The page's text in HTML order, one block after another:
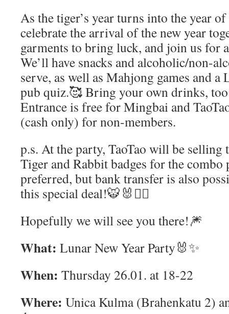
As the tiger’s year turns into the year
celebrate the arrival of the new year
garments to bring luck, and join us for
We’ll have snacks and alcoholic/non-
serve, as well as Mahjong games and a
pub quiz.🥰 Bring your own drinks,
Entrance is free for Mingbai and
(cash only) for non-members.
p.s. At the party, TaoTao will be
Tiger and Rabbit badges for the
preferred, but bank transfer is also
this special deal!🐯🐰❤️‍🔥
Hopefully we will see you there!🎆
What: Lunar New Year Party🐰✨
When: Thursday 26.01. at 18-22
Where: Unica Kulma (Brahenkatu 2)